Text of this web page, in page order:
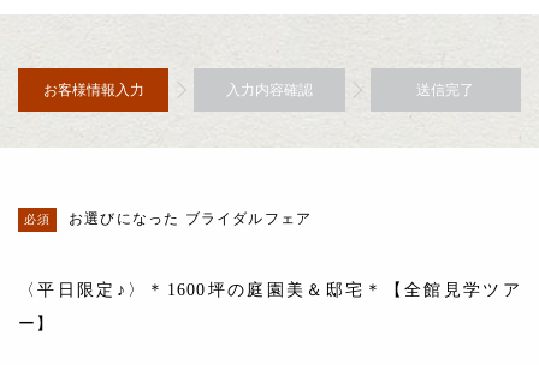
お客様情報入力 入力内容確認 送信完了
お選びになった ブライダルフェア
〈平日限定♪〉＊1600坪の庭園美＆邸宅＊【全館見学ツア
ー】